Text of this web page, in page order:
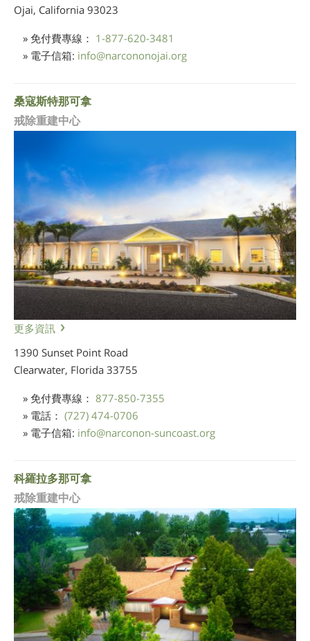
Ojai, California 93023
» 免付費專線： 1-877-620-3481
» 電子信箱: info@narcononojai.org
桑寇斯特那可拿
戒除重建中心
更多資訊
1390 Sunset Point Road
Clearwater, Florida 33755
» 免付費專線： 877-850-7355
» 電話： (727) 474-0706
» 電子信箱: info@narconon-suncoast.org
科羅拉多那可拿
戒除重建中心